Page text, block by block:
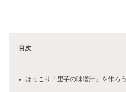
目次
ほっこり「里芋の味噌汁」を作ろう